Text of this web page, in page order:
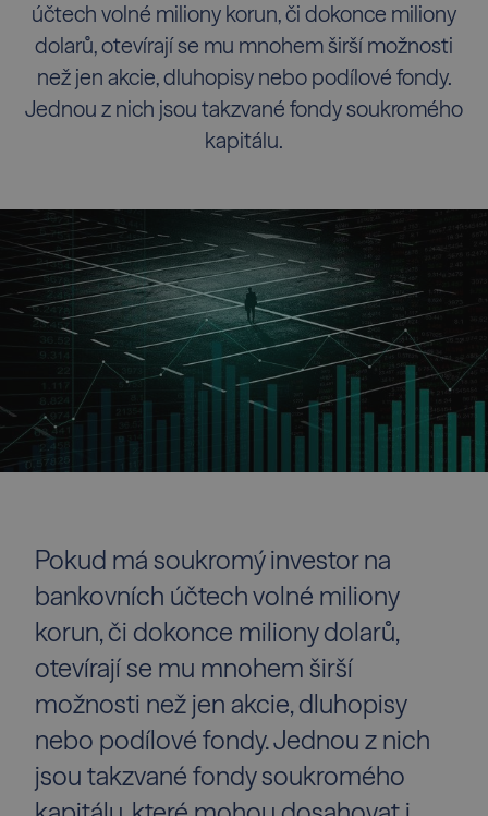
účtech volné miliony korun, či dokonce miliony
dolarů, otevírají se mu mnohem širší možnosti
než jen akcie, dluhopisy nebo podílové fondy.
Jednou z nich jsou takzvané fondy soukromého
kapitálu.
Pokud má soukromý investor na
bankovních účtech volné miliony
korun, či dokonce miliony dolarů,
otevírají se mu mnohem širší
možnosti než jen akcie, dluhopisy
nebo podílové fondy. Jednou z nich
jsou takzvané fondy soukromého